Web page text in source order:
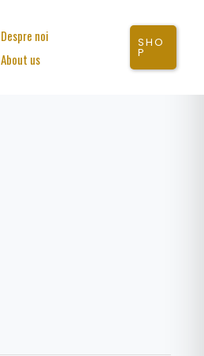
Despre noi
About us
SHO
P